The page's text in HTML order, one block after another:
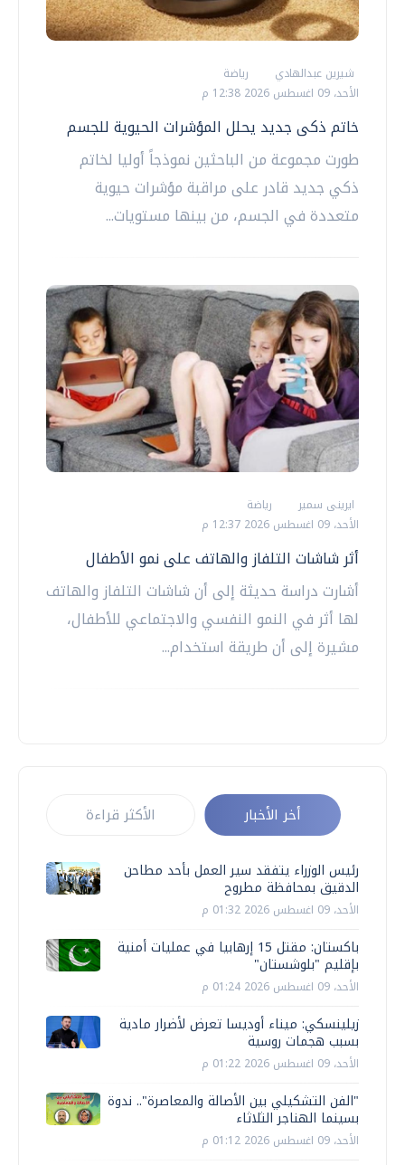
شيرين عبدالهادي
رياضة
الأحد، 09 اغسطس 2026 12:38 م
خاتم ذكى جديد يحلل المؤشرات الحيوية للجسم
طورت مجموعة من الباحثين نموذجاً أوليا لخاتم
ذكي جديد قادر على مراقبة مؤشرات حيوية
متعددة في الجسم، من بينها مستويات...
ايرينى سمير
رياضة
الأحد، 09 اغسطس 2026 12:37 م
أثر شاشات التلفاز والهاتف على نمو الأطفال
أشارت دراسة حديثة إلى أن شاشات التلفاز والهاتف
لها أثر في النمو النفسي والاجتماعي للأطفال،
مشيرة إلى أن طريقة استخدام...
أخر الأخبار الأكثر قراءة
رئيس الوزراء يتفقد سير العمل بأحد مطاحن
الدقيق بمحافظة مطروح
الأحد، 09 اغسطس 2026 01:32 م
باكستان: مقتل 15 إرهابيا في عمليات أمنية
بإقليم "بلوشستان"
الأحد، 09 اغسطس 2026 01:24 م
زيلينسكي: ميناء أوديسا تعرض لأضرار مادية
بسبب هجمات روسية
الأحد، 09 اغسطس 2026 01:22 م
"الفن التشكيلي بين الأصالة والمعاصرة".. ندوة
بسينما الهناجر الثلاثاء
الأحد، 09 اغسطس 2026 01:12 م